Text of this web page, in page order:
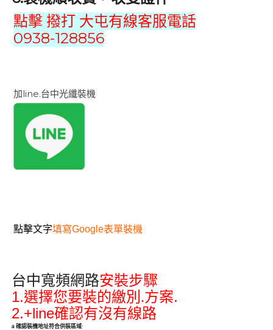
點擊 撥打 大屯有線客服電話
0938-128856
加line.台中光纖裝機
點擊文字填寫Google表單裝機
台中寬頻網路安裝步驟
1.選擇您要裝的繳別.方案.
2.+line確認有沒有線路
a 確認裝機地址符合供裝區域·